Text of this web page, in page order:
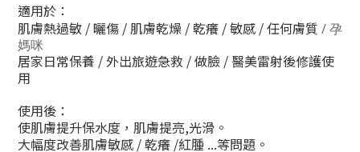
適用於：
肌膚熱過敏 / 曬傷 / 肌膚乾燥 / 乾癢 / 敏感 / 任何膚質 / 孕
媽咪
居家日常保養 / 外出旅遊急救 / 做臉 / 醫美雷射後修護使
用
使用後：
使肌膚提升保水度， 肌膚提亮,光滑。
大幅度改善肌膚敏感 / 乾癢 /紅腫 ...等問題。